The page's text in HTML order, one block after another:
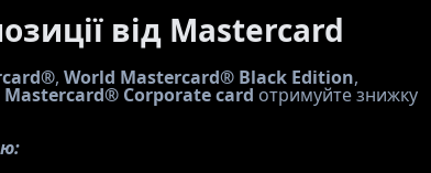
від Mastercard
, World Mastercard® Black Edition
Mastercard® Corporate card отримуйте знижку